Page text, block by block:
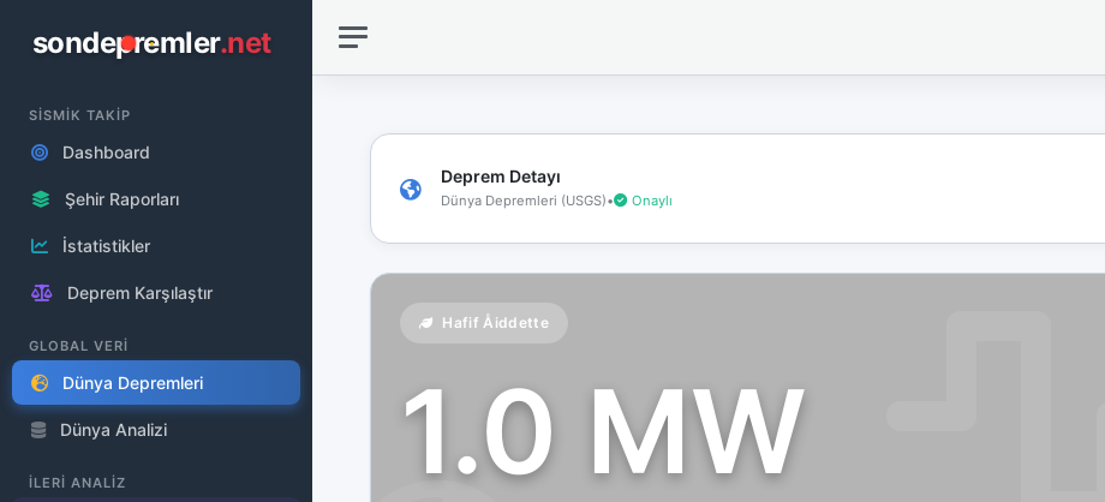
sondepremler.net
SİSMİK TAKİP
Dashboard
Şehir Raporları
İstatistikler
Deprem Karşılaştır
GLOBAL VERİ
Dünya Depremleri
Dünya Analizi
İLERİ ANALİZ
Deprem Detayı
Dünya Depremleri (USGS)• Onaylı
Hafif Åiddette
1.0 MW
bağlantınız